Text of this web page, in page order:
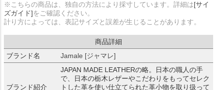
※こちらの商品は、独自の方法により採寸しています。詳細は[サイ
ズガイド]をご確認ください。
計り方によっては、表記サイズと誤差が生じることがあります。
商品詳細
ブランド名
Jamale [ジャマレ]
ブランド紹介
JAPAN MADE LEATHERの略。日本の職人の手
で、日本の栃木レザーやこだわりをもってセレク
トした革を使い仕立てられた革小物を取り扱って